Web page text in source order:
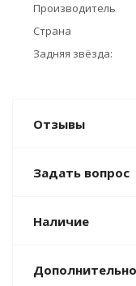
Производитель
Страна
Задняя звёзда:
Отзывы
Задать вопрос
Наличие
Дополнительно